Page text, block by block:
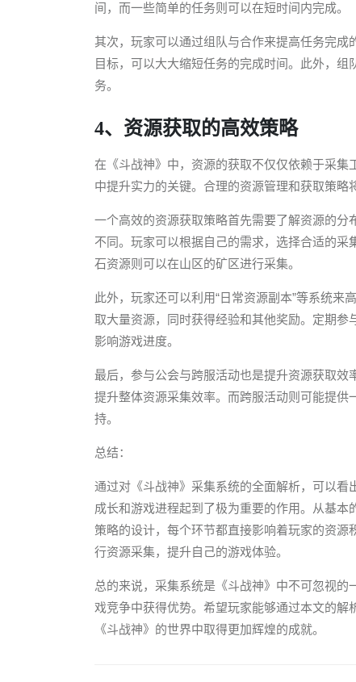
间，而一些简单的任务则可以在短时间内完成。
其次，玩家可以通过组队与合作来提高任务完
目标，可以大大缩短任务的完成时间。此外，
务。
4、资源获取的高效策略
在《斗战神》中，资源的获取不仅仅依赖于采
中提升实力的关键。合理的资源管理和获取策略
一个高效的资源获取策略首先需要了解资源的
不同。玩家可以根据自己的需求，选择合适的
石资源则可以在山区的矿区进行采集。
此外，玩家还可以利用“日常资源副本”等系统
取大量资源，同时获得经验和其他奖励。定期
影响游戏进度。
最后，参与公会与跨服活动也是提升资源获取效
提升整体资源采集效率。而跨服活动则可能提
持。
总结：
通过对《斗战神》采集系统的全面解析，可以
成长和游戏进程起到了极为重要的作用。从基
策略的设计，每个环节都直接影响着玩家的资
行资源采集，提升自己的游戏体验。
总的来说，采集系统是《斗战神》中不可忽视
戏竞争中获得优势。希望玩家能够通过本文的
《斗战神》的世界中取得更加辉煌的成就。